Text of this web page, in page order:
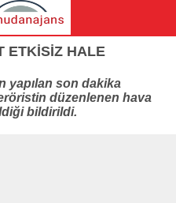
ETKISIZ HALE
yapılan son dakika
düzenlenen hava
bildirildi.